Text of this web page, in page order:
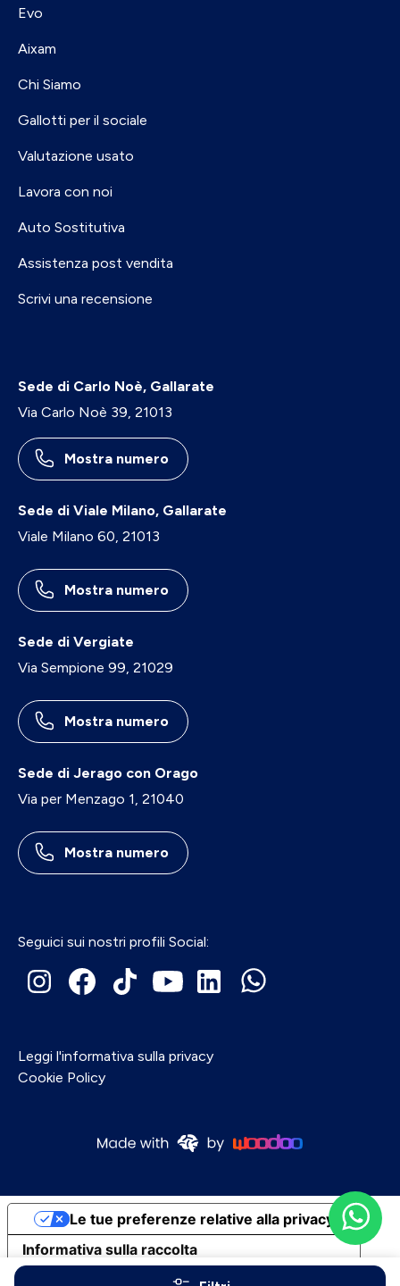
Evo
Aixam
Chi Siamo
Gallotti per il sociale
Valutazione usato
Lavora con noi
Auto Sostitutiva
Assistenza post vendita
Scrivi una recensione
Sede di Carlo Noè, Gallarate
Via Carlo Noè 39, 21013
Mostra numero
Sede di Viale Milano, Gallarate
Viale Milano 60, 21013
Mostra numero
Sede di Vergiate
Via Sempione 99, 21029
Mostra numero
Sede di Jerago con Orago
Via per Menzago 1, 21040
Mostra numero
Seguici sui nostri profili Social:
Leggi l'informativa sulla privacy
Cookie Policy
Informativa sulla raccolta
Le tue preferenze relative alla privacy